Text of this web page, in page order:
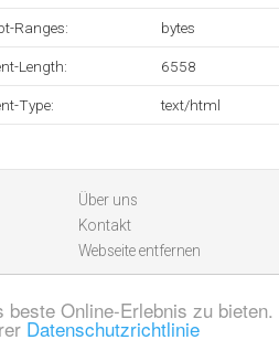
Online-Erlebnis zu
Datenschutzrichtlinie
Ranges: bytes
Length: 6558
Type: text/html
Über uns
Kontakt
Webseite entfernen